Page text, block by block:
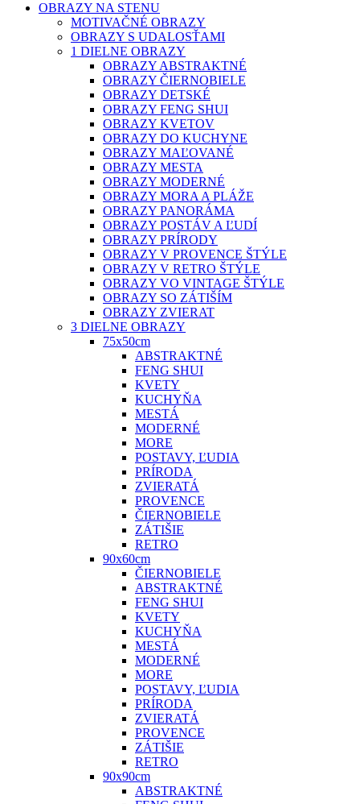
OBRAZY NA STENU
MOTIVAČNÉ OBRAZY
OBRAZY S UDALOSŤAMI
1 DIELNE OBRAZY
OBRAZY ABSTRAKTNÉ
OBRAZY ČIERNOBIELE
OBRAZY DETSKÉ
OBRAZY FENG SHUI
OBRAZY KVETOV
OBRAZY DO KUCHYNE
OBRAZY MAĽOVANÉ
OBRAZY MESTA
OBRAZY MODERNÉ
OBRAZY MORA A PLÁŽE
OBRAZY PANORÁMA
OBRAZY POSTÁV A ĽUDÍ
OBRAZY PRÍRODY
OBRAZY V PROVENCE ŠTÝLE
OBRAZY V RETRO ŠTÝLE
OBRAZY VO VINTAGE ŠTÝLE
OBRAZY SO ZÁTIŠÍM
OBRAZY ZVIERAT
3 DIELNE OBRAZY
75x50cm
ABSTRAKTNÉ
FENG SHUI
KVETY
KUCHYŇA
MESTÁ
MODERNÉ
MORE
POSTAVY, ĽUDIA
PRÍRODA
ZVIERATÁ
PROVENCE
ČIERNOBIELE
ZÁTIŠIE
RETRO
90x60cm
ČIERNOBIELE
ABSTRAKTNÉ
FENG SHUI
KVETY
KUCHYŇA
MESTÁ
MODERNÉ
MORE
POSTAVY, ĽUDIA
PRÍRODA
ZVIERATÁ
PROVENCE
ZÁTIŠIE
RETRO
90x90cm
ABSTRAKTNÉ